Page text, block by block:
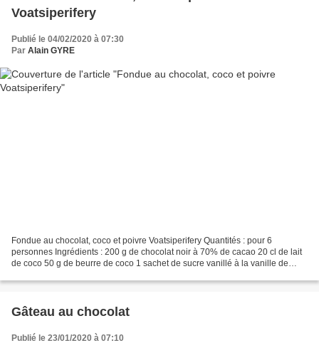
Voatsiperifery
Publié le 04/02/2020 à 07:30
Par Alain GYRE
Fondue au chocolat, coco et poivre Voatsiperifery Quantités : pour 6
personnes Ingrédients : 200 g de chocolat noir à 70% de cacao 20 cl de lait
de coco 50 g de beurre de coco 1 sachet de sucre vanillé à la vanille de
Gâteau au chocolat
Publié le 23/01/2020 à 07:10